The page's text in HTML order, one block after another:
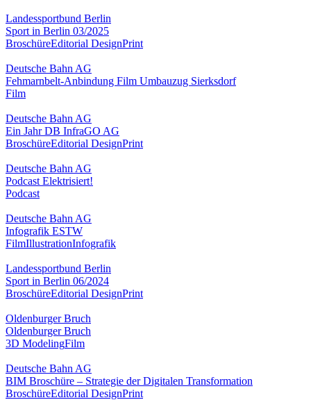
Landessportbund Berlin
Sport in Berlin 03/2025
BroschüreEditorial DesignPrint
Deutsche Bahn AG
Fehmarnbelt-Anbindung Film Umbauzug Sierksdorf
Film
Deutsche Bahn AG
Ein Jahr DB InfraGO AG
BroschüreEditorial DesignPrint
Deutsche Bahn AG
Podcast Elektrisiert!
Podcast
Deutsche Bahn AG
Infografik ESTW
FilmIllustrationInfografik
Landessportbund Berlin
Sport in Berlin 06/2024
BroschüreEditorial DesignPrint
Oldenburger Bruch
Oldenburger Bruch
3D ModelingFilm
Deutsche Bahn AG
BIM Broschüre – Strategie der Digitalen Transformation
BroschüreEditorial DesignPrint